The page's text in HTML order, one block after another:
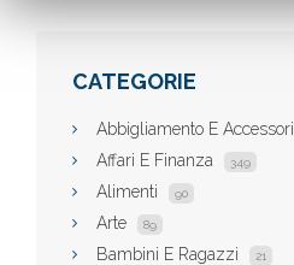
CATEGORIE
Abbigliamento E Accessori
Affari E Finanza 349
Alimenti 90
Arte 89
Bambini E Ragazzi 21